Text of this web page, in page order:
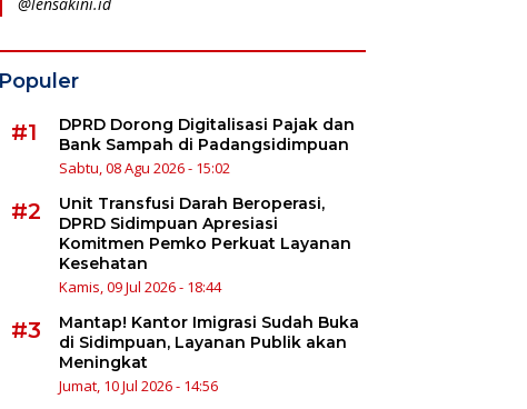
Populer
#1
DPRD Dorong Digitalisasi Pajak dan
Bank Sampah di Padangsidimpuan
Sabtu, 08 Agu 2026 - 15:02
#2
Unit Transfusi Darah Beroperasi,
DPRD Sidimpuan Apresiasi
Komitmen Pemko Perkuat Layanan
Kesehatan
Kamis, 09 Jul 2026 - 18:44
#3
Mantap! Kantor Imigrasi Sudah Buka
di Sidimpuan, Layanan Publik akan
Meningkat
Jumat, 10 Jul 2026 - 14:56